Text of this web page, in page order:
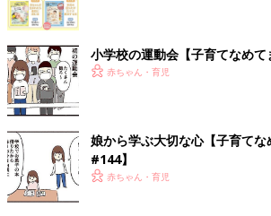
小学校の運動会【子育てなめて
赤ちゃん・育児
娘から学ぶ大切な心【子育て
#144】
赤ちゃん・育児